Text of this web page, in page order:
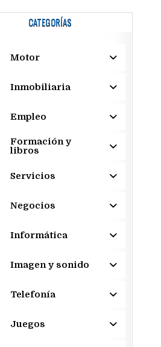
CATEGORÍAS
Motor
Inmobiliaria
Empleo
Formación y
libros
Servicios
Negocios
Informática
Imagen y sonido
Telefonía
Juegos